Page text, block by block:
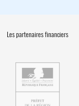
Les partenaires financiers